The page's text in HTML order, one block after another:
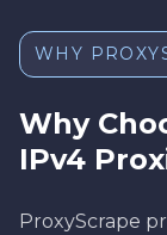
WHY
Why
IPv4
ProxyScrape